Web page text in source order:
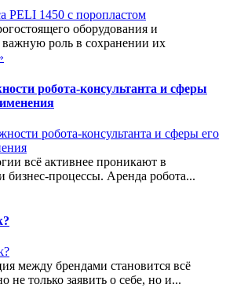
оборудования и
роль в сохранении их
робота-консультанта и сферы
всё активнее проникают в
бизнес-процессы. Аренда робота...
между брендами становится всё
не только заявить о себе, но и...